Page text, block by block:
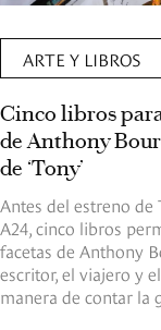
ARTE Y LIBROS
Cinco libros
de Anthony
de ‘Tony’
Antes del estreno
A24, cinco libros
facetas de Anthony
escritor, el viajero y
manera de contar la